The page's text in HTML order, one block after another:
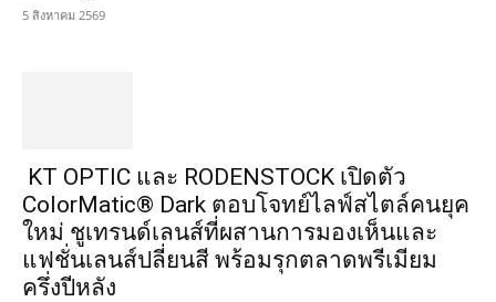
5 สิงหาคม 2569
KT OPTIC และ RODENSTOCK เปิดตัว
ColorMatic® Dark ตอบโจทย์ไลฟ์สไตล์คนยุค
ใหม่ ชูเทรนด์เลนส์ที่ผสานการมองเห็นและ
แฟชั่นเลนส์ปลี่ยนสี พร้อมรุกตลาดพรีเมียม
ครึ่งปีหลัง